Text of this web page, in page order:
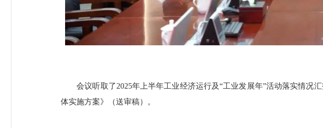
会议听取了2025年上半年工业经济运行及“工业发展年”活动落实情况汇
体实施方案》（送审稿）。